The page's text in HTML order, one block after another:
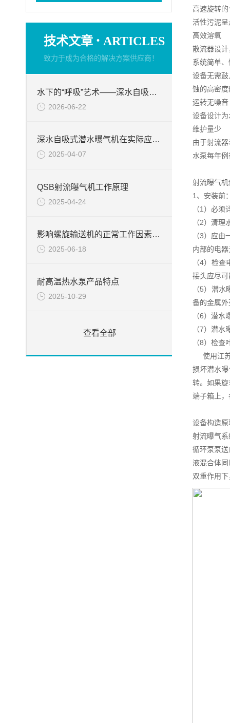
技术文章 · ARTICLES
致力于成为合格的解决方案供应商！
水下的“呼吸”艺术——深水自吸式潜水曝气机的技术原理与核心优势
2026-06-22
深水自吸式潜水曝气机在实际应用场景中的性能优势
2025-04-07
QSB射流曝气机工作原理
2025-04-24
影响螺旋输送机的正常工作因素分析
2025-06-18
耐高温热水泵产品特点
2025-10-29
查看全部
高速旋转
活性污泥
高效溶氧
散流器设
系统简单
设备无需
蚀的高密
运转无噪音
设备设计
维护量少
由于射流
水泵每年
射流曝气
1、安装前
（1）必
（2）清
（3）应
内部的电
（4）检
接头应尽
（5）潜
备的金属
（6）潜
（7）潜
（8）检查
使用江苏
损坏潜水
转。如果
端子箱上
设备构造原
射流曝气
循环泵泵
液混合体
双重作用